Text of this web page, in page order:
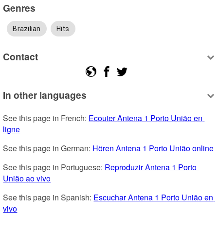
Genres
Brazilian Hits
Contact
In other languages
See this page in French: Ecouter Antena 1 Porto União en
ligne
See this page in German: Hören Antena 1 Porto União online
See this page in Portuguese: Reproduzir Antena 1 Porto
União ao vivo
See this page in Spanish: Escuchar Antena 1 Porto União en
vivo